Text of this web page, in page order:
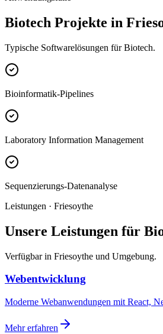
Biotech Projekte in
Typische Softwarelösungen für Biotech.
Bioinformatik-Pipelines
Laboratory Information Management
Sequenzierungs-Datenanalyse
Leistungen · Friesoythe
Unsere Leistungen für
Verfügbar in Friesoythe und Umgebung.
Webentwicklung
Moderne Webanwendungen mit React,
Mehr erfahren